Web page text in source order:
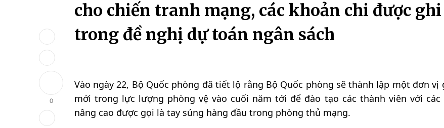
0
cho chiến tranh mạng, các khoản chi được ghi
trong đề nghị dự toán ngân sách
Vào ngày 22, Bộ Quốc phòng đã tiết lộ rằng Bộ Quốc phòng sẽ thành lập một đơn vị
mới trong lực lượng phòng vệ vào cuối năm tới để đào tạo các thành viên với các
nâng cao được gọi là tay súng hàng đầu trong phòng thủ mạng.